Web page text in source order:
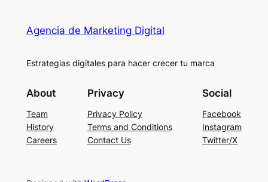
Agencia de Marketing Digital
Estrategias digitales para hacer crecer tu marca
About
Team
History
Careers
Privacy
Privacy Policy
Terms and Conditions
Contact Us
Social
Facebook
Instagram
Twitter/X